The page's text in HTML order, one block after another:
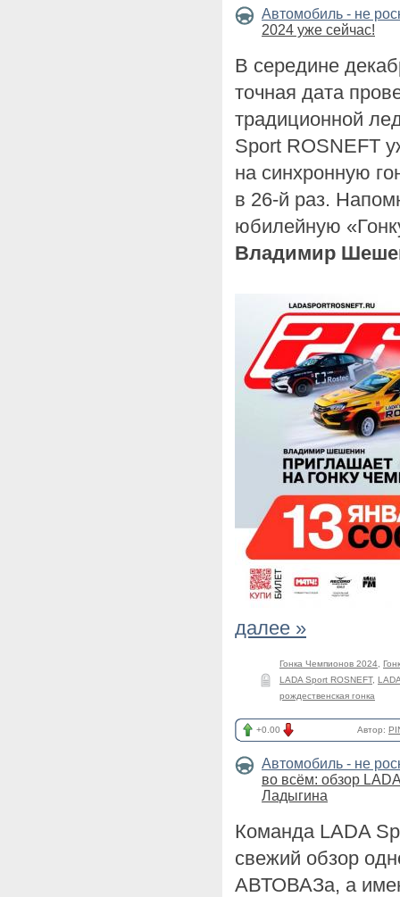
Автомобиль - не
2024 уже сейчас!
В середине
точная дата
традиционной
Sport ROSNEFT
на синхронную
в 26-й раз.
юбилейную
Владимир
далее »
Гонка Чемпионов 2024
LADA Sport ROSNEFT,
рождественская гонка
+0.00 Автор:
Автомобиль - не
во всём: обзор
Ладыгина
Команда LADA
свежий обзор
АВТОВАЗа, а